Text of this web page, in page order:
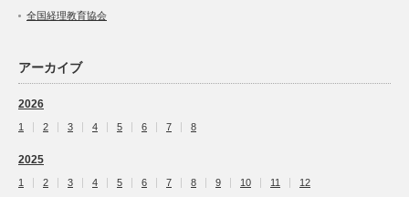
全国経理教育協会
アーカイブ
2026
1 2 3 4 5 6 7 8
2025
1 2 3 4 5 6 7 8 9 10 11 12